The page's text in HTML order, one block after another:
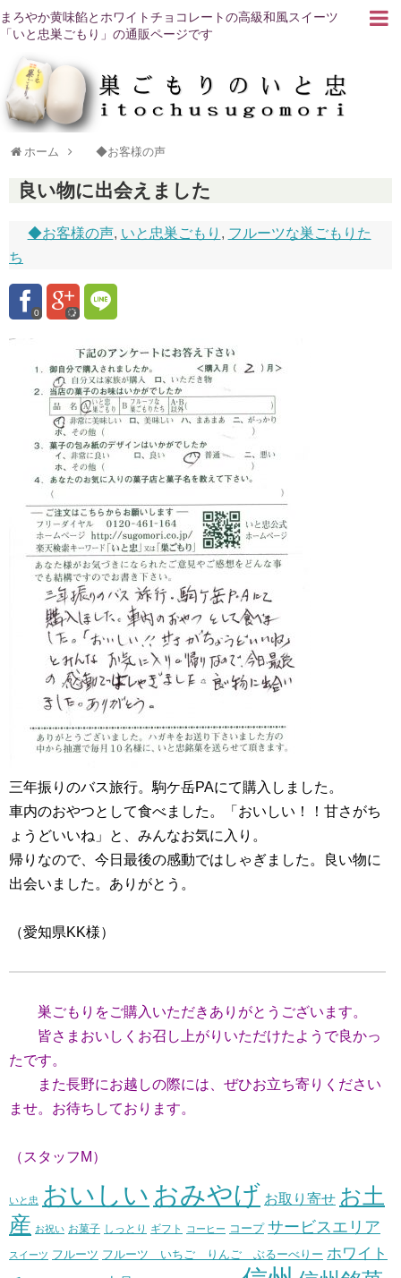
まろやか黄味餡とホワイトチョコレートの高級和風スイーツ
「いと忠巣ごもり」の通販ページです
ホーム ◆お客様の声
良い物に出会えました
◆お客様の声, いと忠巣ごもり , フルーツな巣ごもりた
ち
0
三年振りのバス旅行。駒ケ岳PAにて購入しました。
車内のおやつとして食べました。「おいしい！！甘さがち
ょうどいいね」と、みんなお気に入り。
帰りなので、今日最後の感動ではしゃぎました。良い物に
出会いました。ありがとう。
（愛知県KK様）
巣ごもりをご購入いただきありがとうございます。
皆さまおいしくお召し上がりいただけたようで良かっ
たです。
また長野にお越しの際には、ぜひお立ち寄りください
ませ。お待ちしております。
（スタッフM）
いと忠 おいしい おみやげ お取り寄せ お土
産 お祝い お菓子 しっとり ギフト コーヒー コープ サービスエリア
スイーツ フルーツ フルーツ いちご りんご ぶるーべりー ホワイト